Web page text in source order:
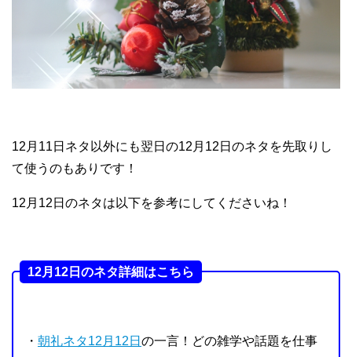
12月11日ネタ以外にも翌日の12月12日のネタを先取りし
て使うのもありです！
12月12日のネタは以下を参考にしてくださいね！
12月12日のネタ詳細はこちら
・ 朝礼ネタ12月12日 の一言！どの雑学や話題を仕事